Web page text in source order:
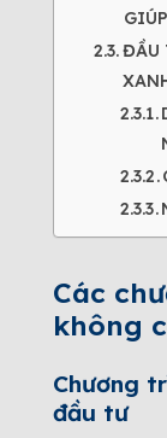
ĐẦU
Các
không
Chương
đầu tư